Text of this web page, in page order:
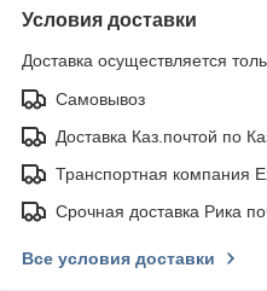
Условия доставки
Доставка осуществляется
Самовывоз
Доставка Каз.почтой по
Транспортная компания
Срочная доставка Рика
Все условия доставки